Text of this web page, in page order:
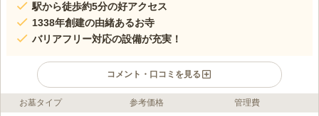
駅から徒歩約5分の好アクセス
1338年創建の由緒あるお寺
バリアフリー対応の設備が充実！
コメント・口コミを見る
ライフドット編集部のコメント
お墓タイプ 参考価格 管理費